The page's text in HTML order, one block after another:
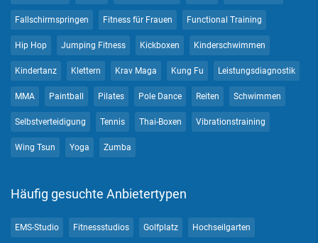
Fallschirmspringen Fitness für Frauen Functional Training
Hip Hop Jumping Fitness Kickboxen Kinderschwimmen
Kindertanz Klettern Krav Maga Kung Fu Leistungsdiagnostik
MMA Paintball Pilates Pole Dance Reiten Schwimmen
Selbstverteidigung Tennis Thai-Boxen Vibrationstraining
Wing Tsun Yoga Zumba
Häufig gesuchte Anbietertypen
EMS-Studio Fitnessstudios Golfplatz Hochseilgarten